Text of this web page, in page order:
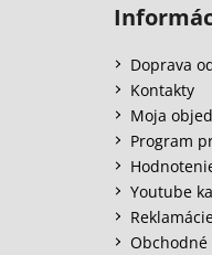
Doprava
Kontakty
Moja
Program
Youtube